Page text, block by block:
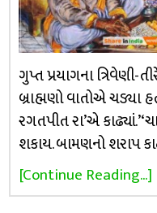
ગુપ્ત પ્રયાગના ત્રિવેણી-
બ્રાહ્મણો વાતોએ ચડ્યા
રગતપીત રા’એ કાઢ્યાં.’
શકાય. બામણનો શરાપ
[Continue Reading...]